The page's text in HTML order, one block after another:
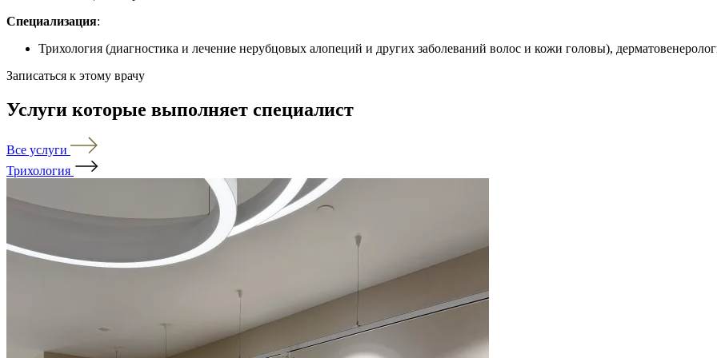
Специализация:
Трихология (диагностика и лечение нерубцовых алопеций и других заболеваний волос и кожи головы),
Записаться к этому врачу
Услуги которые выполняет специалист
Все услуги
Трихология